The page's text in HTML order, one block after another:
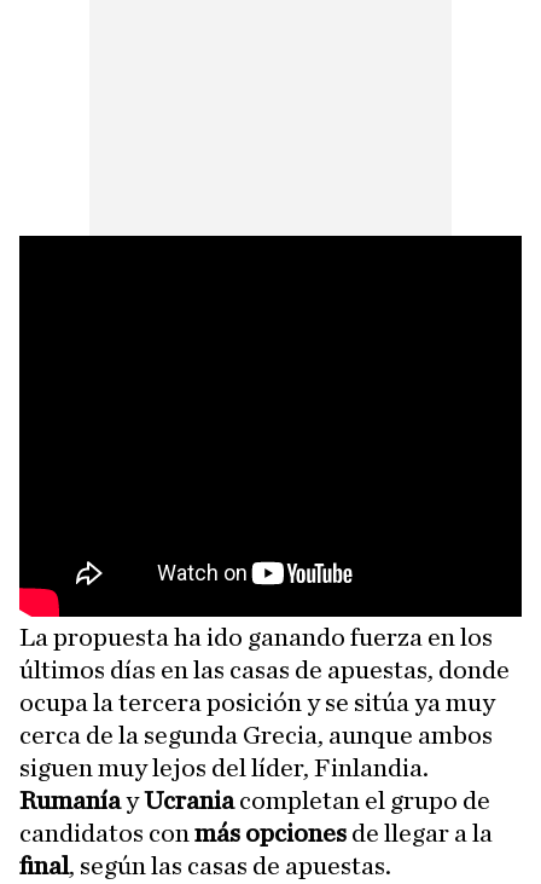
La propuesta ha ido ganando fuerza en los
últimos días en las casas de apuestas, donde
ocupa la tercera posición y se sitúa ya muy
cerca de la segunda Grecia, aunque ambos
siguen muy lejos del líder, Finlandia.
RumaníayUcraniacompletan el grupo de
candidatos con más opciones de llegar a la
final, según las casas de apuestas.